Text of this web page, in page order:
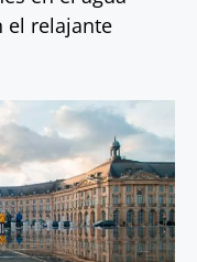
el relajante